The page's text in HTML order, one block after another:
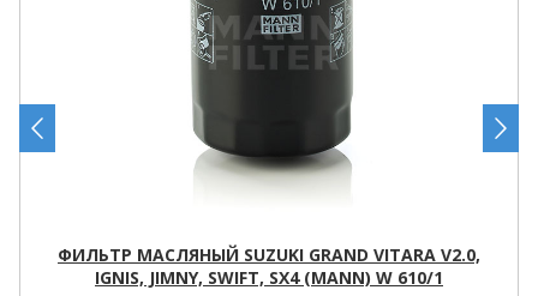
ФИЛЬТР МАСЛЯНЫЙ SUZUKI GRAND VITARA V2.0,
IGNIS, JIMNY, SWIFT, SX4 (MANN) W 610/1